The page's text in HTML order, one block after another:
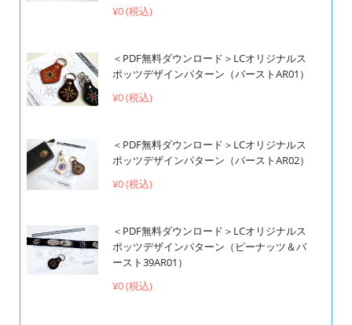
¥0 (税込)
＜PDF無料ダウンロード＞LCオリジナルス
ポッツデザインパターン（バーストAR01）
¥0 (税込)
＜PDF無料ダウンロード＞LCオリジナルス
ポッツデザインパターン（バーストAR02）
¥0 (税込)
＜PDF無料ダウンロード＞LCオリジナルス
ポッツデザインパターン（ピーナッツ＆バ
ースト39AR01）
¥0 (税込)